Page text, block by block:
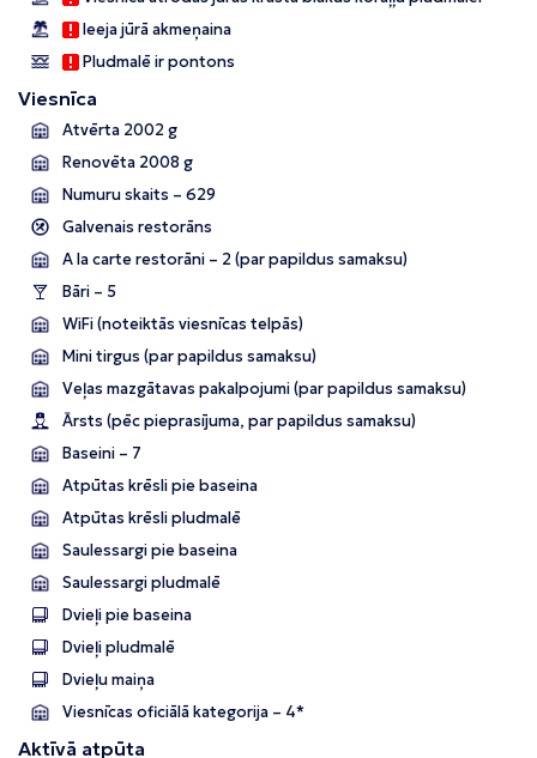
Ieeja jūrā akmeņaina
Pludmalē ir pontons
Viesnīca
Atvērta 2002 g
Renovēta 2008 g
Numuru skaits – 629
Galvenais restorāns
A la carte restorāni – 2 (par papildus samaksu)
Bāri – 5
WiFi (noteiktās viesnīcas telpās)
Mini tirgus (par papildus samaksu)
Veļas mazgātavas pakalpojumi (par papildus samaksu)
Ārsts (pēc pieprasījuma, par papildus samaksu)
Baseini – 7
Atpūtas krēsli pie baseina
Atpūtas krēsli pludmalē
Saulessargi pie baseina
Saulessargi pludmalē
Dvieļi pie baseina
Dvieļi pludmalē
Dvieļu maiņa
Viesnīcas oficiālā kategorija – 4*
Aktīvā atpūta